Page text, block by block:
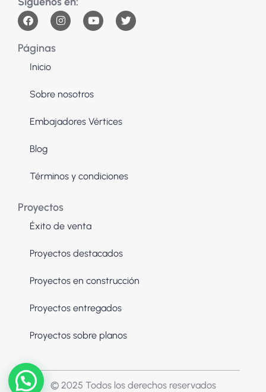
Páginas
Inicio
Sobre nosotros
Embajadores Vértices
Blog
Términos y condiciones
Proyectos
Éxito de venta
Proyectos destacados
Proyectos en construcción
Proyectos entregados
Proyectos sobre planos
© 2025 Todos los derechos reservados